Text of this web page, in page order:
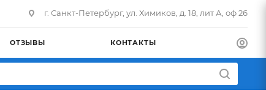
г. Санкт-Петербург, ул. Химиков, д. 18, лит А, оф 26
ОТЗЫВЫ КОНТАКТЫ